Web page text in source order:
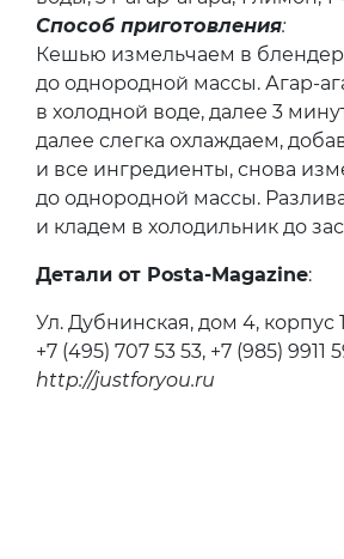
Способ приготовления:
Кешью измельчаем в
до однородной массы. Агар-
в холодной воде, далее 3
далее слегка охлаждаем,
и все ингредиенты, снова
до однородной массы.
и кладем в холодильник до
Детали от Posta-Magazine:
Ул. Дубнинская, дом 4, корпус 1
+7 (495) 707 53 53, +7 (985) 9911
http://justforyou.ru